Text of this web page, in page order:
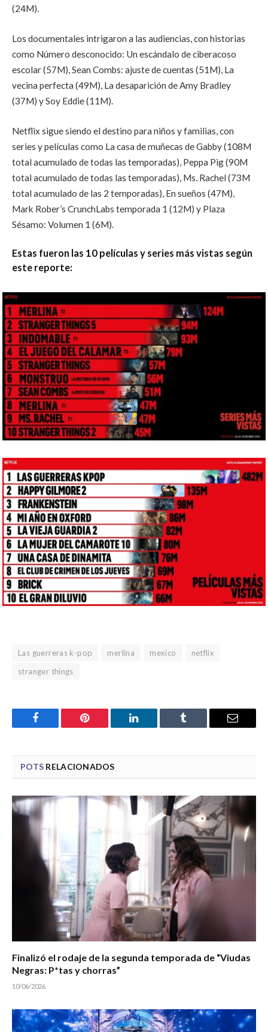
(24M).
Los documentales intrigaron a las audiencias, con historias
como Número desconocido: Un escándalo de ciberacoso
escolar (57M), Sean Combs: ajuste de cuentas (51M), La
vecina perfecta (49M), La desaparición de Amy Bradley
(37M) y Soy Eddie (11M).
Netflix sigue siendo el destino para niños y familias, con
series y películas como La casa de muñecas de Gabby (108M
total acumulado de todas las temporadas), Peppa Pig (90M
total acumulado de todas las temporadas), Ms. Rachel (73M
total acumulado de las 2 temporadas), En sueños (47M),
Mark Rober’s CrunchLabs temporada 1 (12M) y Plaza
Sésamo: Volumen 1 (6M).
Estas fueron las 10 películas y series más vistas según
este reporte:
Las guerreras k-pop merlina mexico
netflix
stranger things
Facebook Pinterest LinkedIn Tumblr Email
POTS RELACIONADOS
Finalizó el rodaje de la segunda temporada de “Viudas
Negras: P*tas y chorras”
10/06/2026